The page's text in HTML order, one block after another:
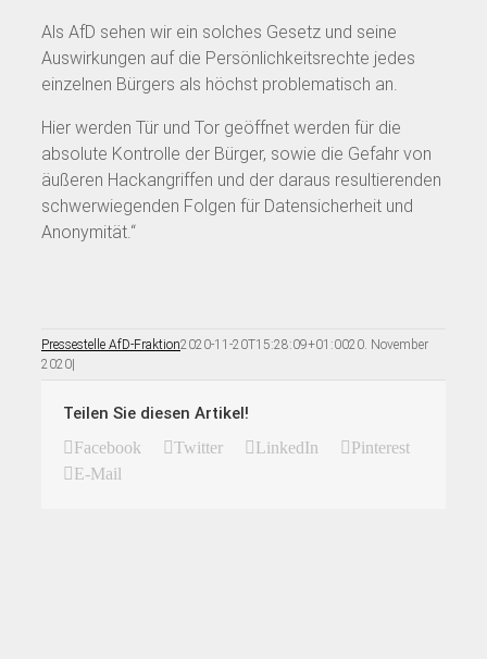
Als AfD sehen wir ein solches Gesetz und seine
Auswirkungen auf die Persönlichkeitsrechte jedes
einzelnen Bürgers als höchst problematisch an.
Hier werden Tür und Tor geöffnet werden für die
absolute Kontrolle der Bürger, sowie die Gefahr von
äußeren Hackangriffen und der daraus resultierenden
schwerwiegenden Folgen für Datensicherheit und
Anonymität.“
Pressestelle AfD-Fraktion2020-11-20T15:28:09+01:0020. November
2020|
Teilen Sie diesen Artikel!
Facebook Twitter LinkedIn
Pinterest
E-Mail